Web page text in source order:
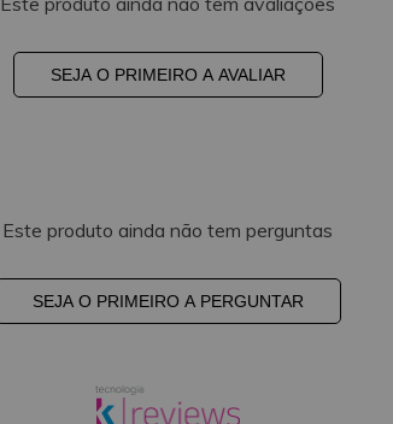
SEJA O PRIMEIRO A AVALIAR
Este produto ainda não tem perguntas
SEJA O PRIMEIRO A PERGUNTAR